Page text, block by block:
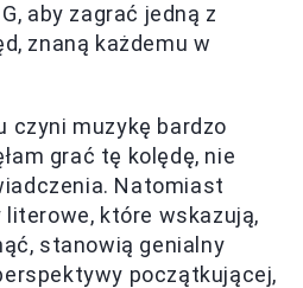
aby zagrać jedną z
znaną każdemu w
czyni muzykę bardzo
grać tę kolędę, nie
Natomiast
literowe, które wskazują,
stanowią genialny
początkującej,